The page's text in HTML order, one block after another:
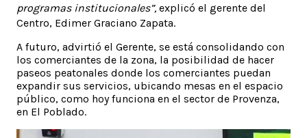
programas institucionales”, explicó el gerente del
Centro, Edimer Graciano Zapata.
A futuro, advirtió el Gerente, se está consolidando con
los comerciantes de la zona, la posibilidad de hacer
paseos peatonales donde los comerciantes puedan
expandir sus servicios, ubicando mesas en el espacio
público, como hoy funciona en el sector de Provenza,
en El Poblado.